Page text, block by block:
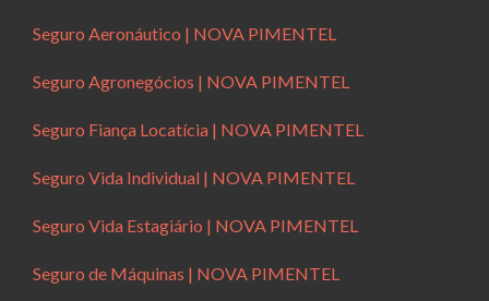
Seguro Aeronáutico | NOVA PIMENTEL
Seguro Agronegócios | NOVA PIMENTEL
Seguro Fiança Locatícia | NOVA PIMENTEL
Seguro Vida Individual | NOVA PIMENTEL
Seguro Vida Estagiário | NOVA PIMENTEL
Seguro de Máquinas | NOVA PIMENTEL